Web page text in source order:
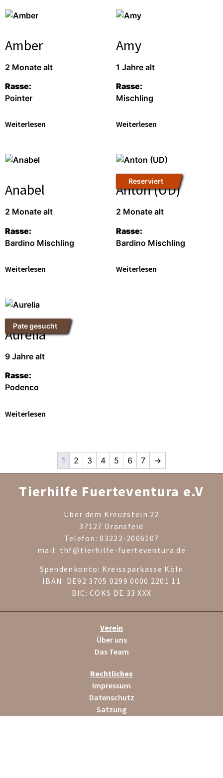
Amber
2 Monate alt
Rasse:
Pointer
Weiterlesen
Amy
1 Jahre alt
Rasse:
Mischling
Weiterlesen
Anabel
2 Monate alt
Rasse:
Bardino Mischling
Weiterlesen
Reserviert
Anton (UD)
2 Monate alt
Rasse:
Bardino Mischling
Weiterlesen
Pate gesucht
Aurelia
9 Jahre alt
Rasse:
Podenco
Weiterlesen
1 2 3 4 5 6 7 →
Tierhilfe Fuerteventura e.V
Über dem Kreuzstein 22
37127 Dransfeld
Telefon: 03222-2006107
mail: thf@tierhilfe-fuerteventura.de
Spendenkonto: Kreissparkasse Köln
IBAN: DE92 3705 0299 0000 2201 11
BIC: COKS DE 33 XXX
Verein
Über uns
Das Team
Rechtliches
Impressum
Datenschutz
Satzung